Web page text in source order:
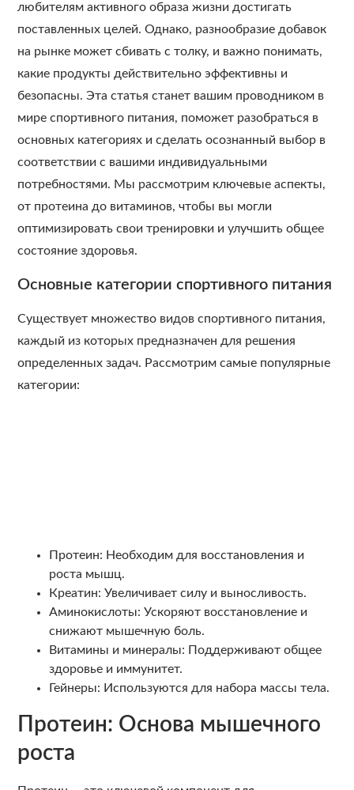
любителям активного образа жизни достигать
поставленных целей. Однако, разнообразие добавок
на рынке может сбивать с толку, и важно понимать,
какие продукты действительно эффективны и
безопасны. Эта статья станет вашим проводником в
мире спортивного питания, поможет разобраться в
основных категориях и сделать осознанный выбор в
соответствии с вашими индивидуальными
потребностями. Мы рассмотрим ключевые аспекты,
от протеина до витаминов, чтобы вы могли
оптимизировать свои тренировки и улучшить общее
состояние здоровья.
Основные категории спортивного питания
Существует множество видов спортивного питания,
каждый из которых предназначен для решения
определенных задач. Рассмотрим самые популярные
категории:
Протеин: Необходим для восстановления и
роста мышц.
Креатин: Увеличивает силу и выносливость.
Аминокислоты: Ускоряют восстановление и
снижают мышечную боль.
Витамины и минералы: Поддерживают общее
здоровье и иммунитет.
Гейнеры: Используются для набора массы тела.
Протеин: Основа мышечного
роста